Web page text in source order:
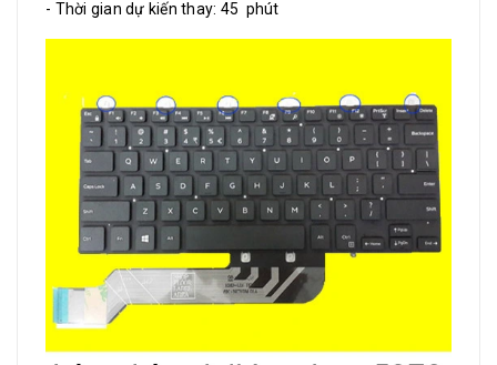
- Thời gian dự kiến thay: 45 phút